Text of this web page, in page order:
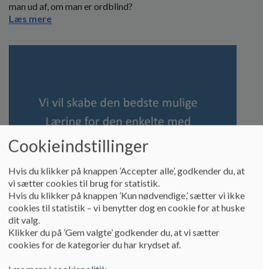
man ud af, om man er ordblind?
Læs mere
Skoleindskrivning
Vejledning til indskrivning
Cookieindstillinger
Hvis du klikker på knappen ’Accepter alle’, godkender du, at
vi sætter cookies til brug for statistik.
Hvis du klikker på knappen ’Kun nødvendige,’ sætter vi ikke
cookies til statistik – vi benytter dog en cookie for at huske
dit valg.
Klikker du på ’Gem valgte’ godkender du, at vi sætter
cookies for de kategorier du har krydset af.